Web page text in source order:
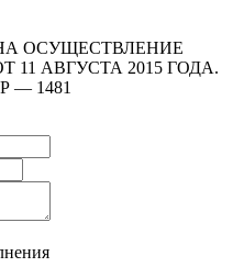
ОСУЩЕСТВЛЕНИЕ
АВГУСТА 2015 ГОДА.
— 1481